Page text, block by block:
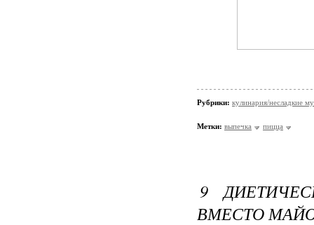
Рубрики: кулинария/несладкие
Метки: выпечка пицца
9
ВМЕСТО